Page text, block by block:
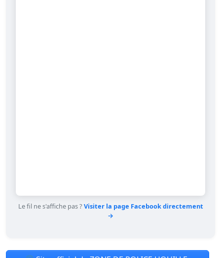
Le fil ne s'affiche pas ? Visiter la page Facebook directement
→